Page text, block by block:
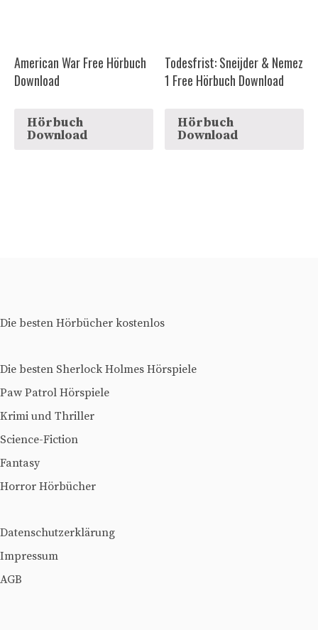
American War Free Hörbuch
Download
Hörbuch
Download
Todesfrist: Sneijder & Nemez
1 Free Hörbuch Download
Hörbuch
Download
Die besten Hörbücher kostenlos
Die besten Sherlock Holmes Hörspiele
Paw Patrol Hörspiele
Krimi und Thriller
Science-Fiction
Fantasy
Horror Hörbücher
Datenschutzerklärung
Impressum
AGB